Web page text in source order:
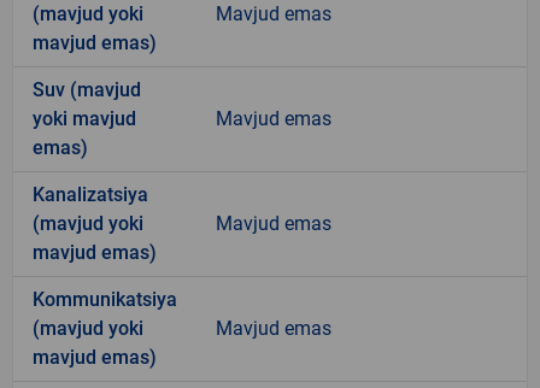
(mavjud yoki
mavjud emas)
Mavjud emas
Suv (mavjud
yoki mavjud
emas)
Mavjud emas
Kanalizatsiya
(mavjud yoki
mavjud emas)
Mavjud emas
Kommunikatsiya
(mavjud yoki
mavjud emas)
Mavjud emas